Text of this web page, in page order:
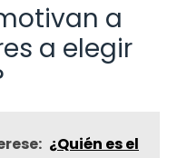
a
a elegir
¿Quién es el